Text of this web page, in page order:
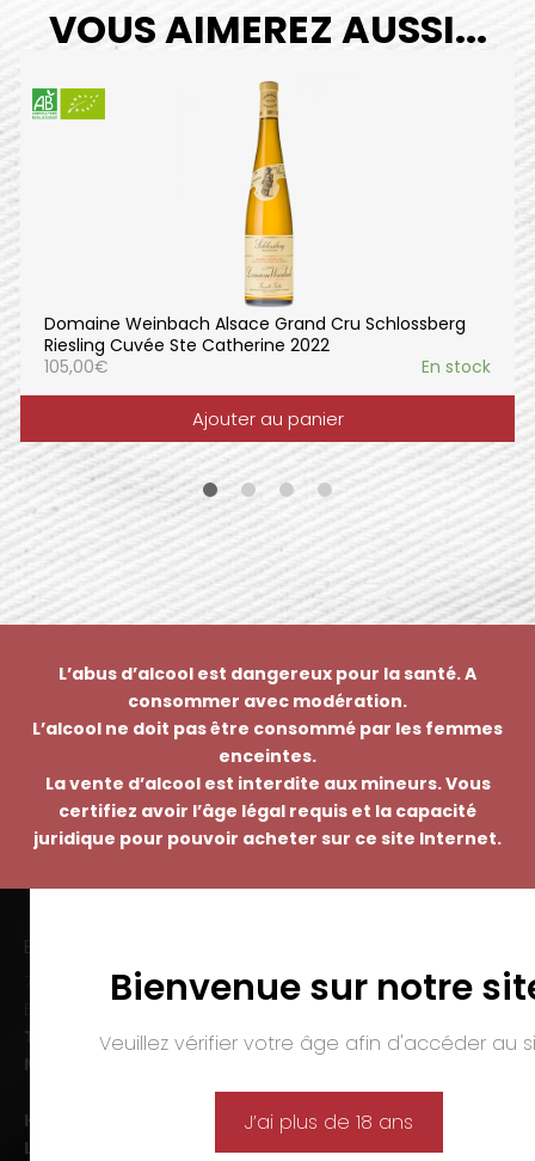
VOUS AIMEREZ AUSSI...
Domaine Weinbach Alsace Grand Cru Schlossberg
Riesling Cuvée Ste Catherine 2022
105,00€ En stock
Ajouter au panier
L’abus d’alcool est dangereux pour la santé. A
consommer avec modération.
L’alcool ne doit pas être consommé par les femmes
enceintes.
La vente d’alcool est interdite aux mineurs. Vous
certifiez avoir l’âge légal requis et la capacité
juridique pour pouvoir acheter sur ce site Internet.
Bienvenue sur notre
Veuillez vérifier votre âge afin d'accéder au
J’ai plus de 18 ans
EMMANUEL NASTI
7 avenue Pierre Pflimlin – ZAC Espale
Tél. :
03 89 46 50 35
Mail :
Horaires d’ouverture :
Lun-ven. :
09h00-12h00 et 14h00-19h00